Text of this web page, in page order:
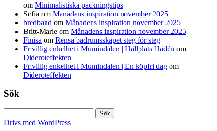
om Minimalistiska packningstips
Sofia om Månadens inspiration november 2025
bredband om Månadens inspiration november 2025
Britt-Marie om Månadens inspiration november 2025
Finisa om Rensa badrumsskåpet steg för steg
Frivillig enkelhet i Mumindalen | Hållplats Hådén om
Dideroteffekten
Frivillig enkelhet i Mumindalen | En köpfri dag om
Dideroteffekten
Sök
efter:
Drivs med WordPress